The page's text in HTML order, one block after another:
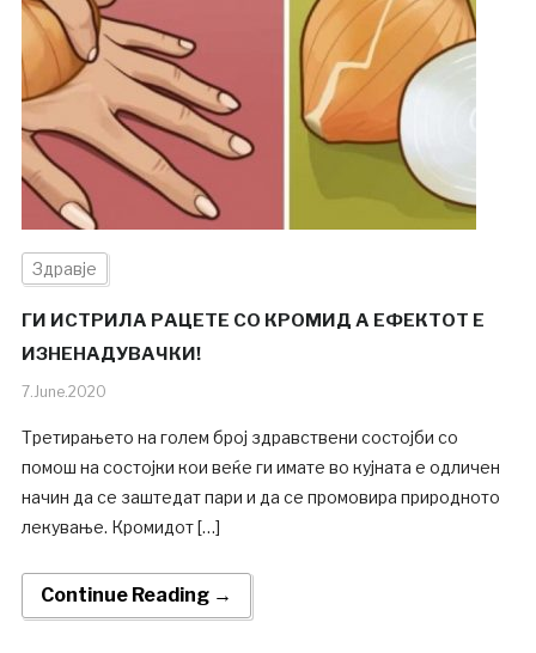
Здравје
ГИ ИСТРИЛА РАЦЕТЕ СО КРОМИД А ЕФЕКТОТ Е
ИЗНЕНАДУВАЧКИ!
7.June.2020
Третирањето на голем број здравствени состојби со
помош на состојки кои веќе ги имате во кујната е одличен
начин да се заштедат пари и да се промовира природното
лекување. Кромидот […]
Continue Reading →